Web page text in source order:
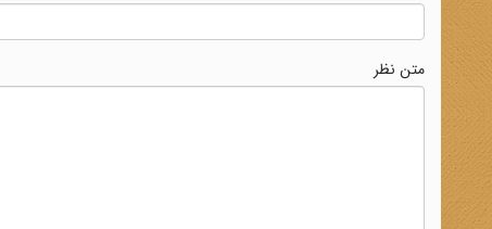
متن نظر